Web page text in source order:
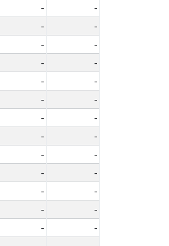
-
-
-
-
-
-
-
-
-
-
-
-
-
-
-
-
-
-
-
-
-
-
-
-
-
-